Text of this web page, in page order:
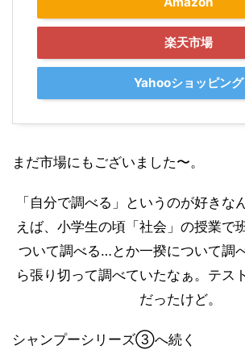
楽天市場
Yahooショッピング
まだ市場にもございました〜。
「自分で調べる」というのが好きな
えば、小学生の頃「社会」の授業で
ついて調べる…とか一揆について調
ら張り切って調べていたなぁ。テス
だったけど。
シャンプーシリーズ③へ続く